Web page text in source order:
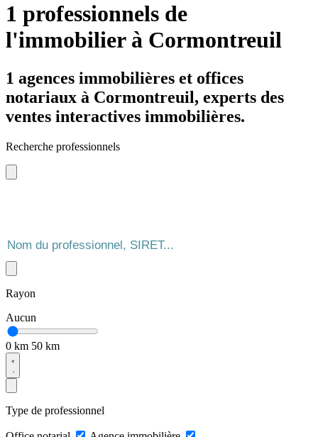
1 professionnels de
l'immobilier à Cormontreuil
1 agences immobilières et offices
notariaux à Cormontreuil, experts des
ventes interactives immobilières.
Recherche professionnels
Rayon
Aucun
0 km 50 km
Type de professionnel